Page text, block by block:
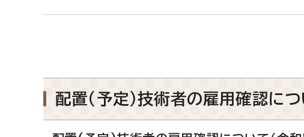
配置(予定)技術者の雇用確認につ